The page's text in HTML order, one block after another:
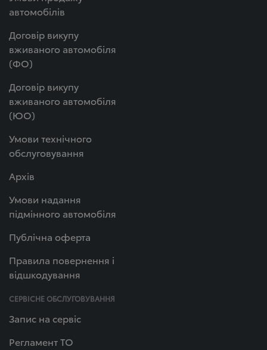
автомобілів
Договір викупу
вживаного автомобіля
(ФО)
Договір викупу
вживаного автомобіля
(ЮО)
Умови технічного
обслуговування
Архів
Умови надання
підмінного автомобіля
Публічна оферта
Правила повернення і
відшкодування
СЕРВІСНЕ ОБСЛУГОВУВАННЯ
Запис на сервіс
Регламент ТО